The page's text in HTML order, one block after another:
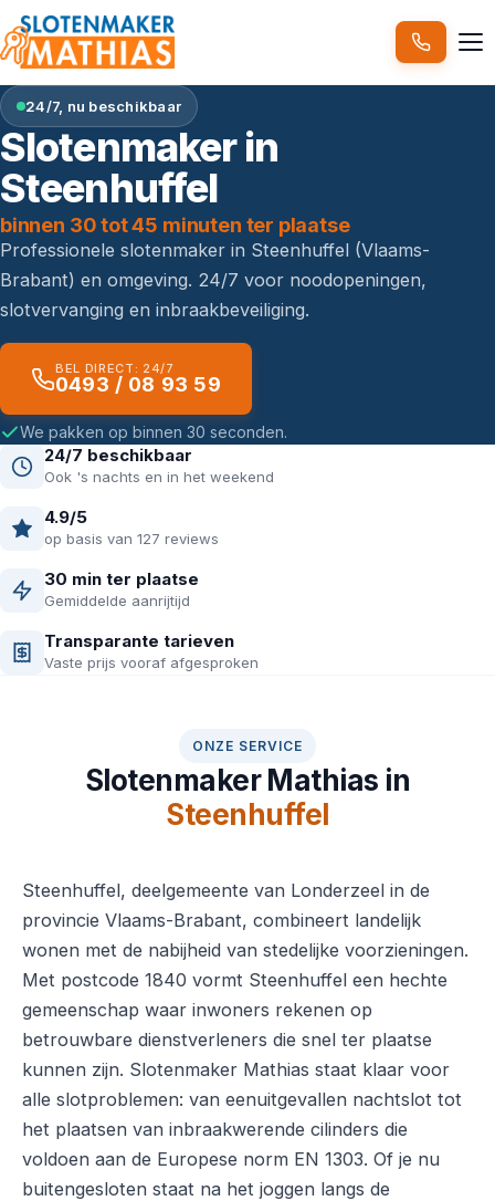
24/7, nu beschikbaar
Slotenmaker in
Steenhuffel
binnen 30 tot 45 minuten ter plaatse
Professionele slotenmaker in Steenhuffel (Vlaams-
Brabant) en omgeving. 24/7 voor noodopeningen,
slotvervanging en inbraakbeveiliging.
BEL DIRECT: 24/7
0493 / 08 93 59
We pakken op binnen 30 seconden.
24/7 beschikbaar
Ook 's nachts en in het weekend
4.9/5
op basis van 127 reviews
30 min ter plaatse
Gemiddelde aanrijtijd
Transparante tarieven
Vaste prijs vooraf afgesproken
ONZE SERVICE
Slotenmaker Mathias in
Steenhuffel
Steenhuffel, deelgemeente van Londerzeel in de
provincie Vlaams-Brabant, combineert landelijk
wonen met de nabijheid van stedelijke voorzieningen.
Met postcode 1840 vormt Steenhuffel een hechte
gemeenschap waar inwoners rekenen op
betrouwbare dienstverleners die snel ter plaatse
kunnen zijn. Slotenmaker Mathias staat klaar voor
alle slotproblemen: van eenuitgevallen nachtslot tot
het plaatsen van inbraakwerende cilinders die
voldoen aan de Europese norm EN 1303. Of je nu
buitengesloten staat na het joggen langs de